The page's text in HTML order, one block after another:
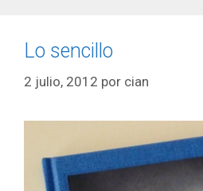
Lo sencillo
2 julio, 2012 por cian